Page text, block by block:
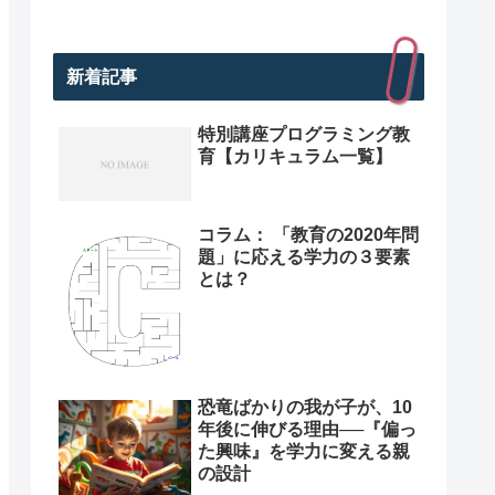
新着記事
特別講座プログラミング教
育【カリキュラム一覧】
コラム： 「教育の2020年問
題」に応える学力の３要素
とは？
恐竜ばかりの我が子が、10
年後に伸びる理由──『偏っ
た興味』を学力に変える親
の設計